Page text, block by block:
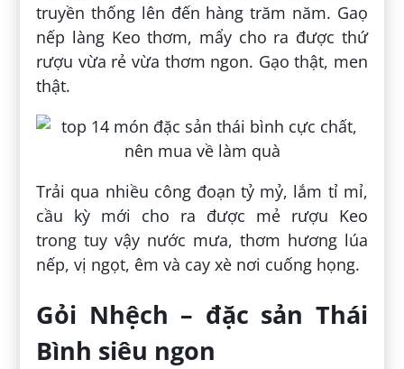
truyền thống lên đến hàng trăm năm. Gaọ
nếp làng Keo thơm, mẩy cho ra được thứ
rượu vừa rẻ vừa thơm ngon. Gạo thật, men
thật.
Trải qua nhiều công đoạn tỷ mỷ, lắm tỉ mỉ,
cầu kỳ mới cho ra được mẻ rượu Keo
trong tuy vậy nước mưa, thơm hương lúa
nếp, vị ngọt, êm và cay xè nơi cuống họng.
Gỏi Nhệch – đặc sản Thái
Bình siêu ngon